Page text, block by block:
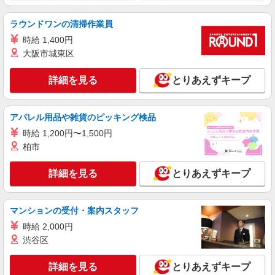
派遣社員
（株）ウィルオブ・ワークCW 千葉支店/ms120101
看護助手
時給1500円 ◆前払い・日払い・週払いOK
キープ 詳細を見る
派遣社員
日研トータルソーシング株式会社 メディカルケア事業部/千葉オフィ
ス【看護助手】
時給1,250円〜
千葉県船橋市
キープ 詳細を見る
職業紹介
株式会社kotrio /●SW-S-2098590
二和向台駅◆病院の補助STAFF◆患者さん支
ラウンドワンの清掃作業員
時給 1,400円
大阪市城東区
詳細を見る とりあえずキープ
アパレル用品や雑貨のピッキング検品
時給 1,200円〜1,500円
柏市
詳細を見る とりあえずキープ
マンションの受付・案内スタッフ
時給 2,000円
渋谷区
詳細を見る とりあえずキープ